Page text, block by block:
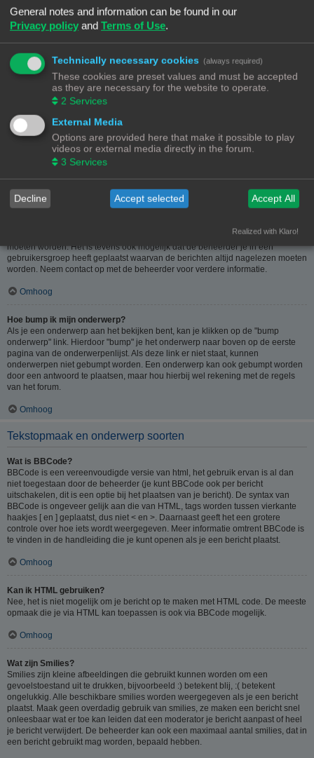
heeft hier dus in geen geval iets mee te maken.
Omhoog
Hoe kan ik berichten aan een moderator melden?
Als de beheerder het toelaat, kun je op de hiervoor dienende knop klikken bij
het bericht. Als je hierop geklikt hebt, moet je een paar verplichte stappen
volgen om de melding te versturen.
Waarvoor dient de "Opslaan"-knop bij het plaatsen van een bericht?
Hiermee kun je berichten opslaan om ze dan later af te werken en te plaatsen.
Een opgeslagen bericht kun je, via de bijhorende optie, in het
Omhoog
De beheerder kan beslist hebben dat geplaatste berichten eerst nagekeken
moeten worden. Het is tevens ook mogelijk dat de beheerder je in een
gebruikersgroep heeft geplaatst waarvan de berichten altijd nagelezen moeten
worden. Neem contact op met de beheerder voor verdere informatie.
Omhoog
Hoe bump ik mijn onderwerp?
Als je een onderwerp aan het bekijken bent, kan je klikken op de "bump
onderwerp" link. Hierdoor "bump" je het onderwerp naar boven op de eerste
pagina van de onderwerpenlijst. Als deze link er niet staat, kunnen
onderwerpen niet gebumpt worden. Een onderwerp kan ook gebumpt worden
door een antwoord te plaatsen, maar hou hierbij wel rekening met de regels
van het forum.
Omhoog
Tekstopmaak en onderwerp soorten
Wat is BBCode?
BBCode is een vereenvoudigde versie van html, het gebruik ervan is al dan
niet toegestaan door de beheerder (je kunt BBCode ook per bericht
uitschakelen, dit is een optie bij het plaatsen van je bericht). De syntax van
BBCode is ongeveer gelijk aan die van HTML, tags worden tussen vierkante
haakjes [ en ] geplaatst, dus niet < en >. Daarnaast geeft het een grotere
controle over hoe iets wordt weergegeven. Meer informatie omtrent BBCode is
te vinden in de handleiding die je kunt openen als je een bericht plaatst.
Omhoog
Kan ik HTML gebruiken?
Nee, het is niet mogelijk om je bericht op te maken met HTML code. De meeste
opmaak die je via HTML kan toepassen is ook via BBCode mogelijk.
Omhoog
Wat zijn Smilies?
Smilies zijn kleine afbeeldingen die gebruikt kunnen worden om een
gevoelstoestand uit te drukken, bijvoorbeeld :) betekent blij, :( betekent
ongelukkig. Alle beschikbare smilies worden weergegeven als je een bericht
plaatst. Maak geen overdadig gebruik van smilies, ze maken een bericht snel
onleesbaar wat er toe kan leiden dat een moderator je bericht aanpast of heel
je bericht verwijdert. De beheerder kan ook een maximaal aantal smilies, dat in
een bericht gebruikt mag worden, bepaald hebben.
General notes and information can be found in our
Privacy policy and Terms of Use.
Technically necessary cookies (always required)
These cookies are preset values and must be accepted
as they are necessary for the website to operate.
2 Services
External Media
Options are provided here that make it possible to play
videos or external media directly in the forum.
3 Services
Decline Accept selected Accept All
Realized with Klaro!